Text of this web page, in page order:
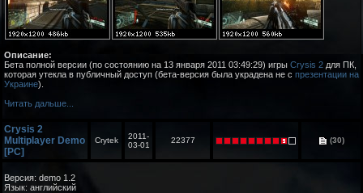
Описание:
Бета полной версии (по состоянию на 13 января 2011 03:49:29) игры Crysis 2 для ПК,
которая утекла в публичный доступ (бета-версия была украдена не с презентации на
Украине).
Читать дальше...
Crysis 2
Multiplayer Demo
[PC]
Crytek
2011-
03-01
22377 (30)
Версия: demo 1.2
Язык: английский